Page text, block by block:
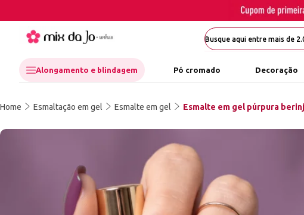
Alongamento e blindagem Pó cromado Decoração
Home Esmaltação em gel Esmalte em gel Esmalte em gel púrpura